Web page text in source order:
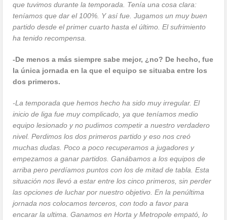
que tuvimos durante la temporada. Tenía una cosa clara:
teníamos que dar el 100%. Y así fue. Jugamos un muy buen
partido desde el primer cuarto hasta el último. El sufrimiento
ha tenido recompensa.
-De menos a más siempre sabe mejor, ¿no? De hecho, fue
la única jornada en la que el equipo se situaba entre los
dos primeros.
-La temporada que hemos hecho ha sido muy irregular. El
inicio de liga fue muy complicado, ya que teníamos medio
equipo lesionado y no pudimos competir a nuestro verdadero
nivel. Perdimos los dos primeros partido y eso nos creó
muchas dudas. Poco a poco recuperamos a jugadores y
empezamos a ganar partidos. Ganábamos a los equipos de
arriba pero perdíamos puntos con los de mitad de tabla. Esta
situación nos llevó a estar entre los cinco primeros, sin perder
las opciones de luchar por nuestro objetivo. En la penúltima
jornada nos colocamos terceros, con todo a favor para
encarar la ultima. Ganamos en Horta y Metropole empató, lo